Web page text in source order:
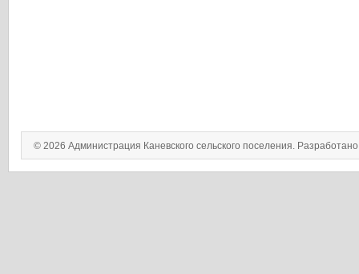
© 2026 Администрация Каневского сельского поселения.